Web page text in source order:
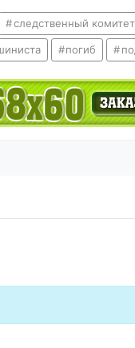
следственный комитет
погиб